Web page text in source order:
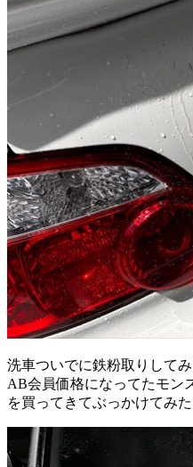
洗車ついでに鉄粉取りしてみ
AB会員価格になってたモン
を買ってきてぶっかけてみ